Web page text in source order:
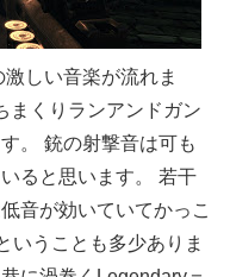
しい音楽が流れま
まくりランアンドガン
。 銃の射撃音は可も
ると思います。 若干
音が効いていてかっこ
いうことも多少ありま